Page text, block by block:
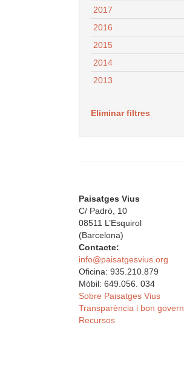
2017
2016
2015
2014
2013
Eliminar filtres
Paisatges Vius
C/ Padró, 10
08511 L’Esquirol
(Barcelona)
Contacte:
info@paisatgesvius.org
Oficina: 935.210.879
Mòbil: 649.056. 034
Sobre Paisatges Vius
Transparència i bon govern
Recursos